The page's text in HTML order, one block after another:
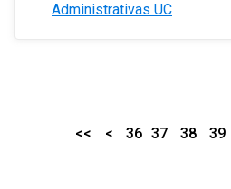
Administrativas UC
<< < 36 37 38 39